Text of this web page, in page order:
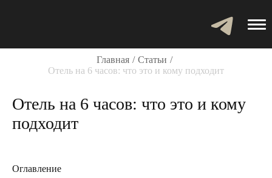
Главная
Статьи
Отель на 6 часов: что это и кому подходит
Отель на 6 часов: что это и кому
подходит
Оглавление